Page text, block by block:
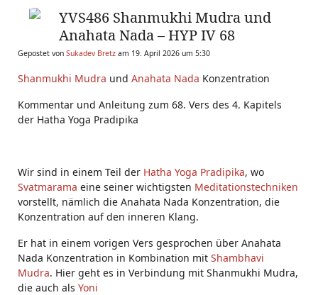
YVS486 Shanmukhi Mudra und
Anahata Nada – HYP IV 68
Gepostet von Sukadev Bretz am 19. April 2026 um 5:30
Shanmukhi Mudra und Anahata Nada Konzentration
Kommentar und Anleitung zum 68. Vers des 4. Kapitels
der Hatha Yoga Pradipika
Wir sind in einem Teil der Hatha Yoga Pradipika, wo
Svatmarama eine seiner wichtigsten Meditationstechniken
vorstellt, nämlich die Anahata Nada Konzentration, die
Konzentration auf den inneren Klang.
Er hat in einem vorigen Vers gesprochen über Anahata
Nada Konzentration in Kombination mit Shambhavi
Mudra. Hier geht es in Verbindung mit Shanmukhi Mudra,
die auch als Yoni